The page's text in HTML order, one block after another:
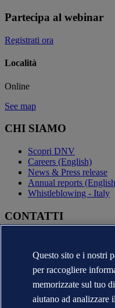
Partecipa al webinar
Registrati ora
Località
Online
See map
CHI SIAMO
Scopri DNV
Careers (English)
News & Press release
Annual reports
Whistleblowing - Italy
CONTATTI
Contatti per la stampa
Segnalazioni e Reclami
Cambio Ragione Sociale
indirizzo posta
Veracity (English)
Questo sito e i nostri
per raccogliere
memorizzate sul tuo
aiutano ad analizzare